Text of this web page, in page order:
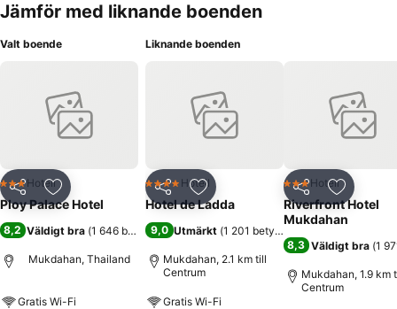
Jämför med liknande boenden
Valt boende
Dela Lägg till i Mina Favoriter
3 Stjärnor
Hotell
Ploy Palace Hotel
8,2 Väldigt bra (1 646 betyg )
Mukdahan, Thailand
Gratis Wi-Fi
Liknande boenden
Dela Lägg till i Mina Favoriter
4 StjärnorHotell
Hotel de Ladda
9,0 Utmärkt (1 201 betyg)
Mukdahan, 2.1 km till
Centrum
Gratis Wi-Fi
Dela Lägg till
3 Stjärnor
Hotell
Riverfront Hotel
Mukdahan
8,3 Väldigt bra (1
Mukdahan, 1.9 km
Centrum